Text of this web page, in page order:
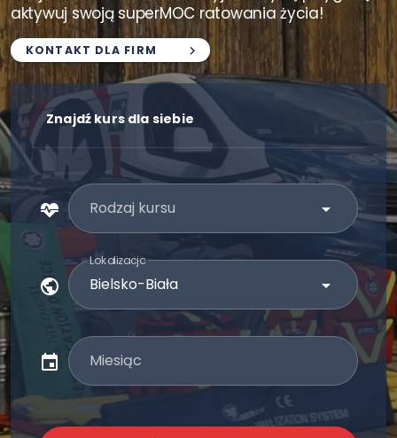
aktywuj swoją superMOC ratowania życia!
KONTAKT DLA FIRM
Znajdź kurs dla siebie
Rodzaj kursu
Lokalizacja
Miesiąc